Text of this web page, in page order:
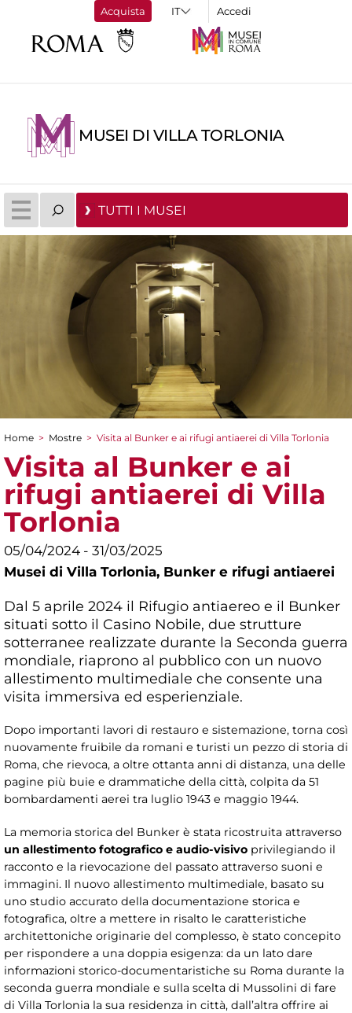
Acquista Accedi
MUSEI DI VILLA TORLONIA
TUTTI I MUSEI
Tu sei qui
Home > Mostre > Visita al Bunker e ai rifugi antiaerei di Villa Torlonia
Visita al Bunker e ai
rifugi antiaerei di Villa
Torlonia
05/04/2024 - 31/03/2025
Musei di Villa Torlonia, Bunker e rifugi antiaerei
Dal 5 aprile 2024 il Rifugio antiaereo e il Bunker
situati sotto il Casino Nobile, due strutture
sotterranee realizzate durante la Seconda guerra
mondiale, riaprono al pubblico con un nuovo
allestimento multimediale che consente una
visita immersiva ed esperienziale.
Dopo importanti lavori di restauro e sistemazione, torna così
nuovamente fruibile da romani e turisti un pezzo di storia di
Roma, che rievoca, a oltre ottanta anni di distanza, una delle
pagine più buie e drammatiche della città, colpita da 51
bombardamenti aerei tra luglio 1943 e maggio 1944.
La memoria storica del Bunker è stata ricostruita attraverso
un allestimento fotografico e audio-visivo privilegiando il
racconto e la rievocazione del passato attraverso suoni e
immagini. Il nuovo allestimento multimediale, basato su
uno studio accurato della documentazione storica e
fotografica, oltre a mettere in risalto le caratteristiche
architettoniche originarie del complesso, è stato concepito
per rispondere a una doppia esigenza: da un lato dare
informazioni storico-documentaristiche su Roma durante la
seconda guerra mondiale e sulla scelta di Mussolini di fare
di Villa Torlonia la sua residenza in città, dall’altra offrire ai